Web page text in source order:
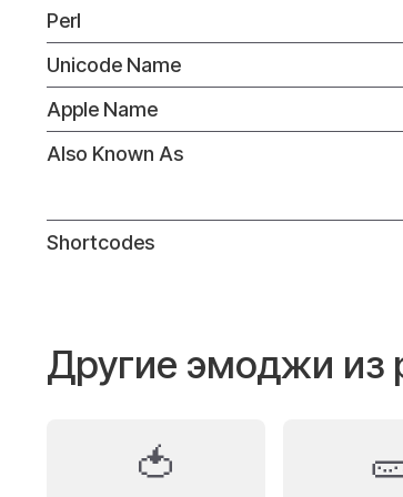
Perl
Unicode Name
Apple Name
Also Known As
Shortcodes
Другие эмоджи
🍅